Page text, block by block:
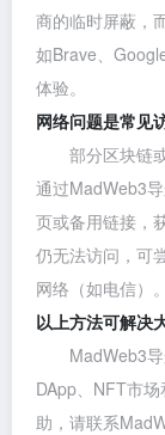
商的临时屏蔽，
如Brave、
体验。
网络问题是常见
部分区块链或
通过MadWeb3
页或备用链接，
仍无法访问，可
网络（如电信）。
以上方法可解决
MadWeb3导
DApp、NFT市
助，请联系